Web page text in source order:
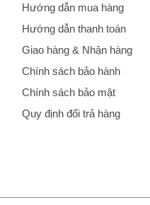
Hướng dẫn mua hàng
Hướng dẫn thanh toán
Giao hàng & Nhận hàng
Chính sách bảo hành
Chính sách bảo mật
Quy định đổi trả hàng